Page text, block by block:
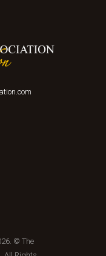
© The